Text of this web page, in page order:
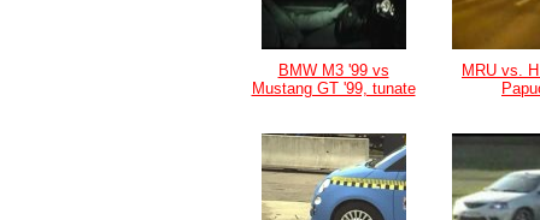
BMW M3 '99 vs
Mustang GT '99, tunate
MRU vs.